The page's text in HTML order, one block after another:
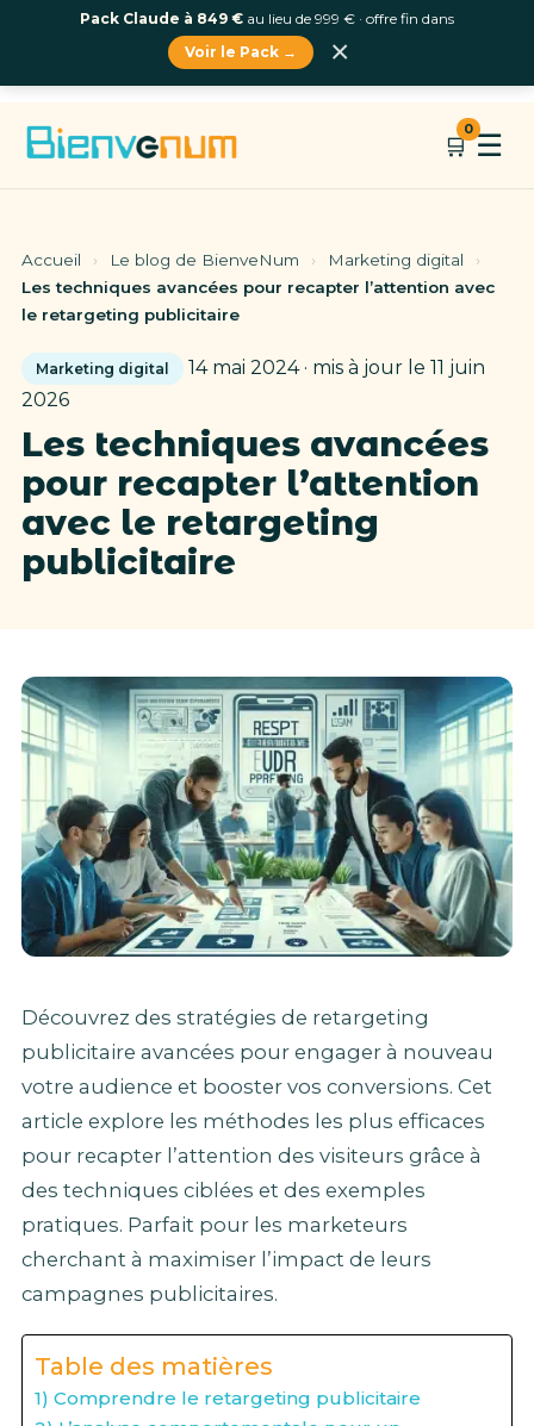
🛒
0
☰
Accueil › Le blog de BienveNum › Marketing digital
›
Les techniques avancées pour recapter l’attention avec
le retargeting publicitaire
Marketing digital
14 mai 2024 · mis à jour le 11 juin
2026
Les techniques avancées
pour recapter l’attention
avec le retargeting
publicitaire
Découvrez des stratégies de retargeting
publicitaire avancées pour engager à nouveau
votre audience et booster vos conversions. Cet
article explore les méthodes les plus efficaces
pour recapter l’attention des visiteurs grâce à
des techniques ciblées et des exemples
pratiques. Parfait pour les marketeurs
cherchant à maximiser l’impact de leurs
campagnes publicitaires.
Table des matières
1) Comprendre le retargeting publicitaire
Pack Claude à 849 € au lieu de 999 € · offre fin dans
Voir le Pack →
×